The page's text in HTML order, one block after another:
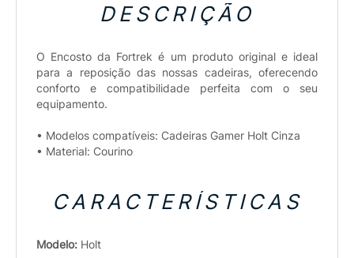
DESCRIÇÃO
O Encosto da Fortrek é um produto original e ideal
para a reposição das nossas cadeiras, oferecendo
conforto e compatibilidade perfeita com o seu
equipamento.
• Modelos compatíveis: Cadeiras Gamer Holt Cinza
• Material: Courino
CARACTERÍSTICAS
Modelo: Holt